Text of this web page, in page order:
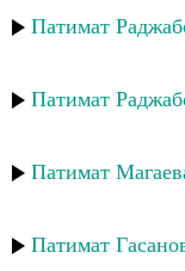
Патимат
Патимат
Патимат
Патимат